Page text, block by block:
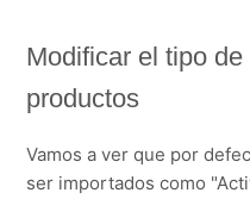
Modificar el tipo
productos
Vamos a ver que por
ser importados como